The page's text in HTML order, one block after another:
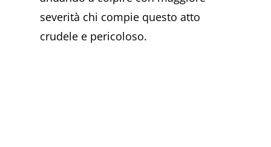
severità chi compie questo atto
crudele e pericoloso.